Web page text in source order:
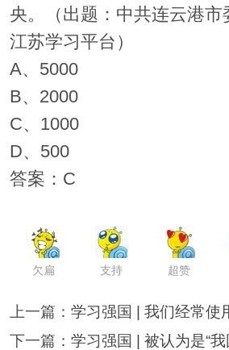
央。（出题：中共连云港市
江苏学习平台）
A、5000
B、2000
C、1000
D、500
答案：C
欠扁 支持 超赞
上一篇： 学习强国 | 我们经常使
下一篇： 学习强国 | 被认为是“